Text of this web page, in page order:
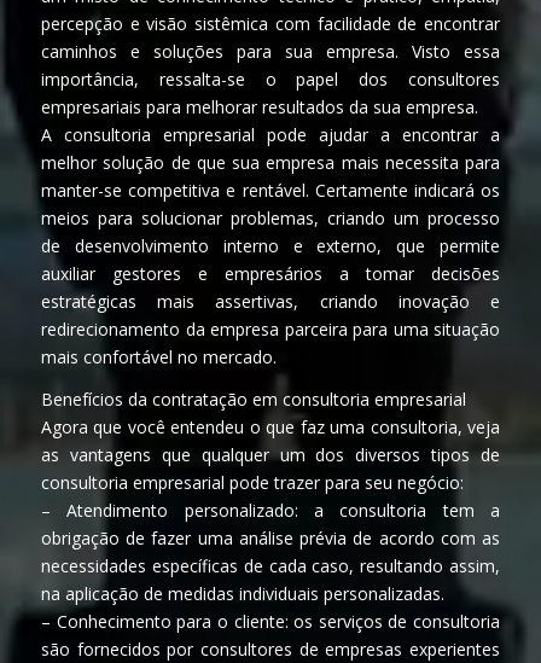
percepção e visão sistêmica com facilidade de encontrar
caminhos e soluções para sua empresa. Visto essa
importância, ressalta-se o papel dos consultores
empresariais para melhorar resultados da sua empresa.
A consultoria empresarial pode ajudar a encontrar a
melhor solução de que sua empresa mais necessita para
manter-se competitiva e rentável. Certamente indicará os
meios para solucionar problemas, criando um processo
de desenvolvimento interno e externo, que permite
auxiliar gestores e empresários a tomar decisões
estratégicas mais assertivas, criando inovação e
redirecionamento da empresa parceira para uma situação
mais confortável no mercado.
Benefícios da contratação em consultoria empresarial
Agora que você entendeu o que faz uma consultoria, veja
as vantagens que qualquer um dos diversos tipos de
consultoria empresarial pode trazer para seu negócio:
– Atendimento personalizado: a consultoria tem a
obrigação de fazer uma análise prévia de acordo com as
necessidades específicas de cada caso, resultando assim,
na aplicação de medidas individuais personalizadas.
– Conhecimento para o cliente: os serviços de consultoria
são fornecidos por consultores de empresas experientes